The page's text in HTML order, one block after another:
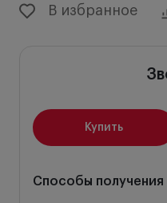
В избранное
Купить
Способы получения